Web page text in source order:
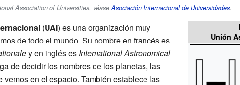
Association of Universities, véaseAsociación Internacional de Universidades.
Unión
(UAI) es una organización muy
de todo el mundo. Su nombre en francés es
y en inglés es International Astronomical
de decidir los nombres de los planetas, las
vemos en el espacio. También establece las